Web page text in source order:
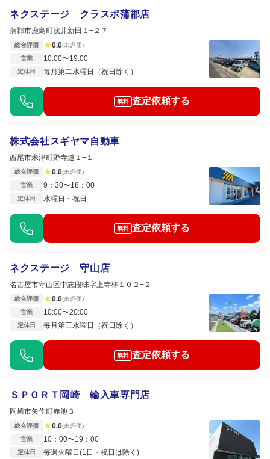
ネクステージ クラスポ蒲郡店
蒲郡市鹿島町浅井新田１−２７
総合評価 ★0.0(未評価)
営業
10:00〜19:00
定休日 毎月第二水曜日（祝日除く）
無料 査定依頼する
株式会社スギヤマ自動車
西尾市米津町野寺道１−１
総合評価 ★0.0(未評価)
営業
9：30〜18：00
定休日 水曜日・祝日
無料 査定依頼する
ネクステージ 守山店
名古屋市守山区中志段味字上寺林１０２−２
総合評価 ★0.0(未評価)
営業
10:00〜20:00
定休日 毎月第三水曜日（祝日除く）
無料 査定依頼する
ＳＰＯＲＴ岡崎 輸入車専門店
岡崎市矢作町赤池３
総合評価 ★0.0(未評価)
営業
10：00〜19：00
定休日 毎週火曜日(1日・祝日は除く)